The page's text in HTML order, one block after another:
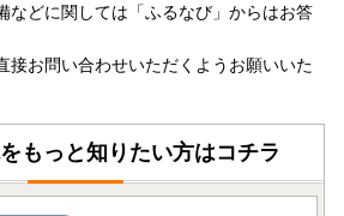
まへ 大切なお知らせ】
ある方は、返礼品の送付対象外で
返品・返礼品の変更はできません。
ワンストップ特例申請書は、返礼品
などに関しては「ふるなび」からはお答
接お問い合わせいただくようお願いいた
もっと知りたい方はコチラ